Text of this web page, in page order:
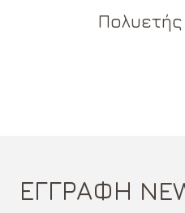
ΕΓΓΡΑΦΗ